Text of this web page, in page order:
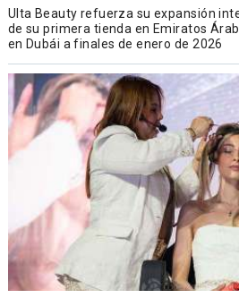
Ulta Beauty refuerza su expansión
de su primera tienda en Emiratos
en Dubái a finales de enero de 2026